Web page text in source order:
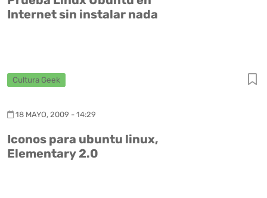
Internet sin instalar nada
Cultura Geek
18 MAYO, 2009 - 14:29
Iconos para ubuntu linux,
Elementary 2.0